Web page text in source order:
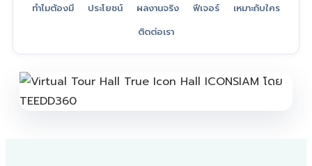
ทำไมต้องมี ประโยชน์ ผลงานจริง ฟีเจอร์
เหมาะกับใคร
ติดต่อเรา